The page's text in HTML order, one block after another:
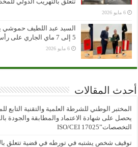
6 مايو 2026
السيد عبد اللطيف حموشي
5 إلى 7 ماي الجاري على رأس وفد أمني هام
6 مايو 2026
أحدث المقالات
المختبر الوطني للشرطة العلمية والتقنية التابع
يحصل على شهادة الاعتماد والمطابقة والجودة
التخصصات”ISO/CEI 17025
توقيف شخص يشتبه في تورطه في قضية تتعلق